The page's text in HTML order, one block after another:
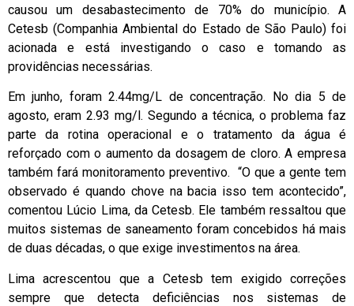
causou um desabastecimento de 70% do município. A
Cetesb (Companhia Ambiental do Estado de São Paulo) foi
acionada e está investigando o caso e tomando as
providências necessárias.
Em junho, foram 2.44mg/L de concentração. No dia 5 de
agosto, eram 2.93 mg/l. Segundo a técnica, o problema faz
parte da rotina operacional e o tratamento da água é
reforçado com o aumento da dosagem de cloro. A empresa
também fará monitoramento preventivo. “O que a gente tem
observado é quando chove na bacia isso tem acontecido”,
comentou Lúcio Lima, da Cetesb. Ele também ressaltou que
muitos sistemas de saneamento foram concebidos há mais
de duas décadas, o que exige investimentos na área.
Lima acrescentou que a Cetesb tem exigido correções
sempre que detecta deficiências nos sistemas de